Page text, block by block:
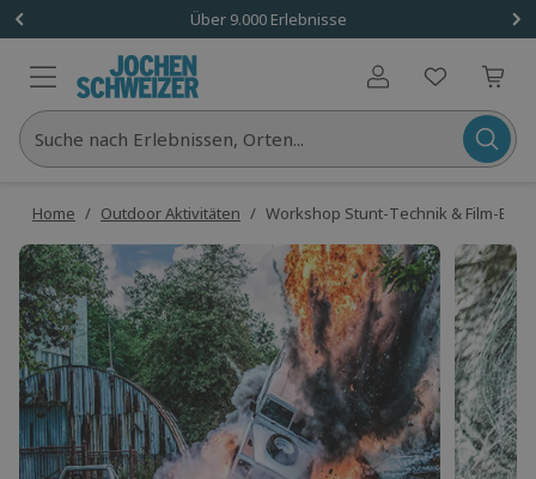
Über 9.000 Erlebnisse
Benutzerkonto
Suche nach Erlebnissen, Orten...
Home / Outdoor Aktivitäten / Workshop Stunt-Technik & Film-